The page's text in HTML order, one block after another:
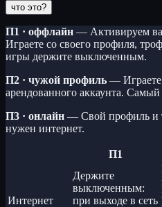
что это?
П1 · оффлайн — Активируем
Играете со своего профиля,
игры держите выключенным.
П2 · чужой профиль —
арендованного аккаунта.
П3 · онлайн — Свой профиль и
нужен интернет.
П1
Интернет
Держите
выключенным:
при выходе в сеть